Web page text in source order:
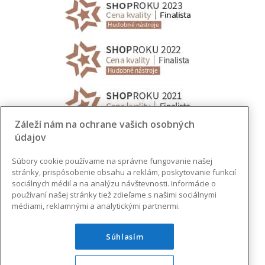
Záleží nám na ochrane vašich osobných
údajov
Súbory cookie používame na správne fungovanie našej
stránky, prispôsobenie obsahu a reklám, poskytovanie funkcií
sociálnych médií a na analýzu návštevnosti. Informácie o
používaní našej stránky tiež zdieľame s našimi sociálnymi
médiami, reklamnými a analytickými partnermi.
Súhlasím